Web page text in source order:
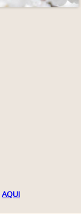
AQUI